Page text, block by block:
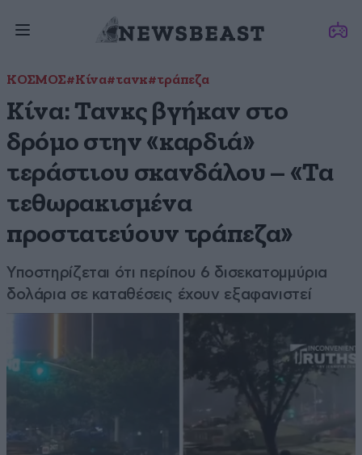
ΚΟΣΜΟΣ#Κίνα#τανκ#τράπεζα
Κίνα: Τανκς βγήκαν στο
δρόμο στην «καρδιά»
τεράστιου σκανδάλου – «Τα
τεθωρακισμένα
προστατεύουν τράπεζα»
Υποστηρίζεται ότι περίπου 6 δισεκατομμύρια
δολάρια σε καταθέσεις έχουν εξαφανιστεί